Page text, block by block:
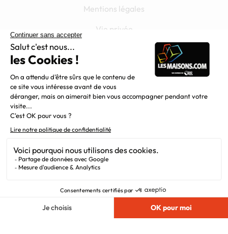
Mentions légales
Vie privée
Filiales
Chargement...
Nous suivre